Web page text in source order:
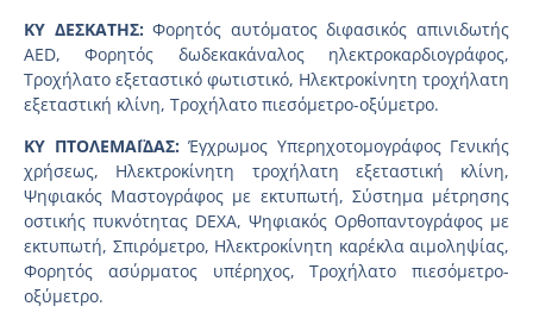
ΚΥ ΔΕΣΚΑΤΗΣ:Φορητός αυτόματος διφασικός απινιδωτής
AED, Φορητός δωδεκακάναλος ηλεκτροκαρδιογράφος,
Τροχήλατο εξεταστικό φωτιστικό, Ηλεκτροκίνητη τροχήλατη
εξεταστική κλίνη, Τροχήλατο πιεσόμετρο-οξύμετρο.
ΚΥ ΠΤΟΛΕΜΑΪΔΑΣ: Έγχρωμος Υπερηχοτομογράφος Γενικής
χρήσεως, Ηλεκτροκίνητη τροχήλατη εξεταστική κλίνη,
Ψηφιακός Μαστογράφος με εκτυπωτή, Σύστημα μέτρησης
οστικής πυκνότητας DEXA, Ψηφιακός Ορθοπαντογράφος με
εκτυπωτή, Σπιρόμετρο, Ηλεκτροκίνητη καρέκλα αιμοληψίας,
Φορητός ασύρματος υπέρηχος, Τροχήλατο πιεσόμετρο-
οξύμετρο.